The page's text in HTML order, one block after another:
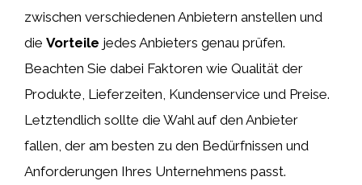
zwischen verschiedenen Anbietern anstellen und
die Vorteile jedes Anbieters genau prüfen.
Beachten Sie dabei Faktoren wie Qualität der
Produkte, Lieferzeiten, Kundenservice und Preise.
Letztendlich sollte die Wahl auf den Anbieter
fallen, der am besten zu den Bedürfnissen und
Anforderungen Ihres Unternehmens passt.